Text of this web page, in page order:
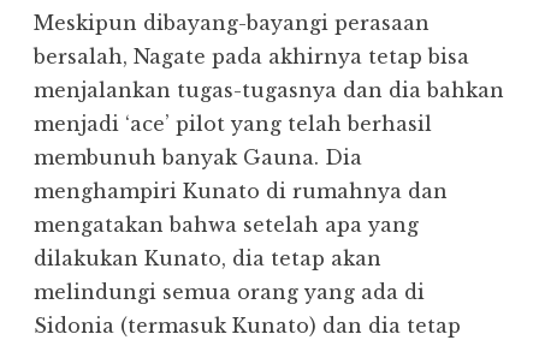
Meskipun dibayang-bayangi perasaan
bersalah, Nagate pada akhirnya tetap bisa
menjalankan tugas-tugasnya dan dia bahkan
menjadi ‘ace’ pilot yang telah berhasil
membunuh banyak Gauna. Dia
menghampiri Kunato di rumahnya dan
mengatakan bahwa setelah apa yang
dilakukan Kunato, dia tetap akan
melindungi semua orang yang ada di
Sidonia (termasuk Kunato) dan dia tetap